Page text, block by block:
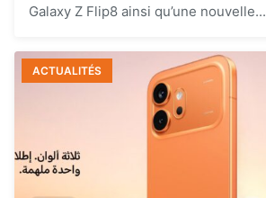
Galaxy Z Flip8 ainsi qu’une nouvelle...
ACTUALITÉS